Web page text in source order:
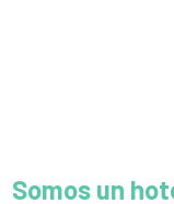
Somos un